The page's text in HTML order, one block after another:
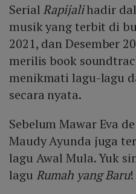
Serial Rapijalihadir
musik yang terbit di
2021, dan Desember
merilis book
menikmati lagu-lagu
secara nyata.
Sebelum Mawar Eva
Maudy Ayunda juga
lagu Awal Mula. Yuk
lagu Rumah yang Baru!